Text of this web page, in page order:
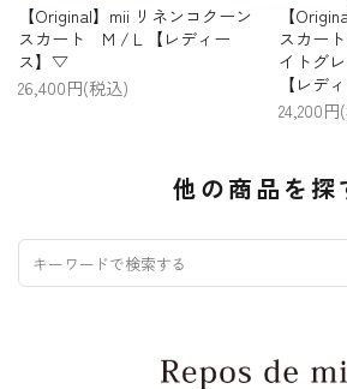
【Original】mii リネンコクーン
スカート M /Ｌ【レディー
ス】▽
26,400円(税込)
【
スカー
イトグ
【レデ
24,200円
他の商品を探